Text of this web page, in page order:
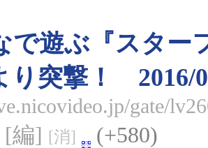
で遊ぶ『スター
り突撃！ 2016/
gate/
[編] [消]
(+580)